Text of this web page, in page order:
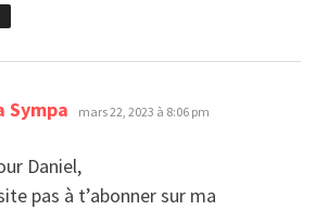
Sympa dit :
mars 22, 2023 à 8:06 pm
Daniel,
pas à t’abonner sur ma